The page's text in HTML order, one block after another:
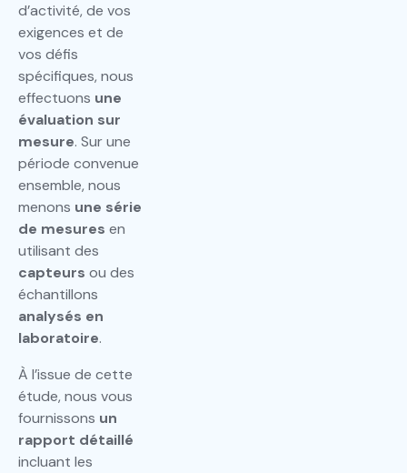
d’activité, de vos
exigences et de
vos défis
spécifiques, nous
effectuons une
évaluation sur
mesure. Sur une
période convenue
ensemble, nous
menons une série
de mesures en
utilisant des
capteurs ou des
échantillons
analysés en
laboratoire.
À l’issue de cette
étude, nous vous
fournissons un
rapport détaillé
incluant les